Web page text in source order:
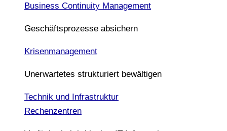
Business Continuity Management
Geschäftsprozesse absichern
Krisenmanagement
Unerwartetes strukturiert bewältigen
Technik und Infrastruktur
Rechenzentren